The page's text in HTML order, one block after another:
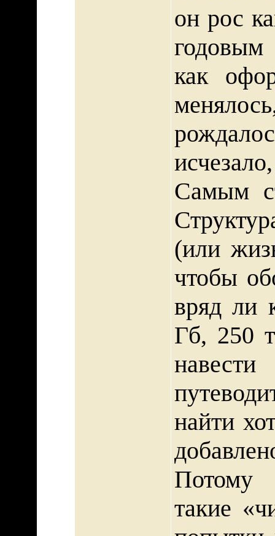
он рос
годовым
как
Самым
(или
чтобы
вряд ли
Гб, 250
найти
Потому
такие